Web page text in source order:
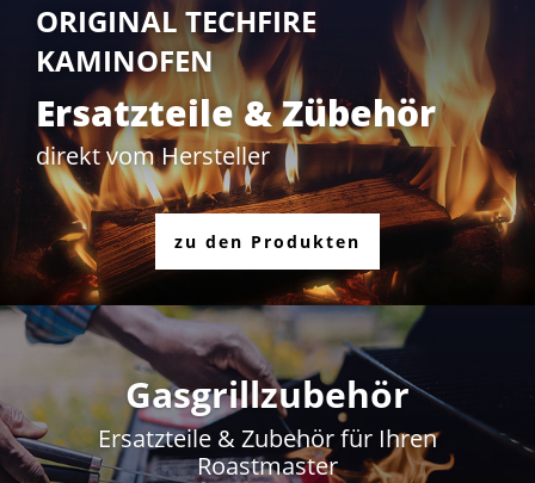
ORIGINAL TECHFIRE
KAMINOFEN
Ersatzteile & Zübehör
direkt vom Hersteller
zu den Produkten
Gasgrillzubehör
Ersatzteile & Zubehör für Ihren
Roastmaster